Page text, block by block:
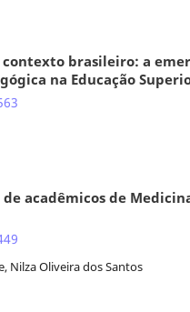
brasileiro: a
na Educação
acadêmicos de
Nilza Oliveira dos Santos